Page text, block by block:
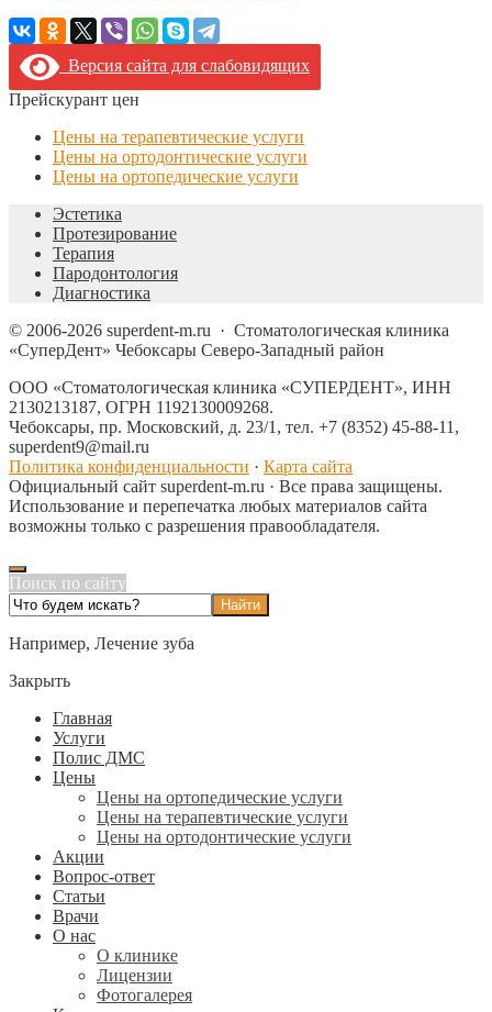
Версия сайта для слабовидящих
Прейскурант цен
Цены на терапевтические услуги
Цены на ортодонтические услуги
Цены на ортопедические услуги
Эстетика
Протезирование
Терапия
Пародонтология
Диагностика
© 2006-2026 superdent-m.ru · Стоматологическая клиника
«СуперДент» Чебоксары Северо-Западный район
ООО «Стоматологическая клиника «СУПЕРДЕНТ», ИНН
2130213187, ОГРН 1192130009268.
Чебоксары, пр. Московский, д. 23/1, тел. +7 (8352) 45-88-11,
superdent9@mail.ru
Политика конфиденциальности · Карта сайта
Официальный сайт superdent-m.ru · Все права защищены.
Использование и перепечатка любых материалов сайта
возможны только с разрешения правообладателя.
Поиск по сайту
Например, Лечение зуба
Закрыть
Главная
Услуги
Полис ДМС
Цены
Цены на ортопедические услуги
Цены на терапевтические услуги
Цены на ортодонтические услуги
Акции
Вопрос-ответ
Статьи
Врачи
О нас
О клинике
Лицензии
Фотогалерея